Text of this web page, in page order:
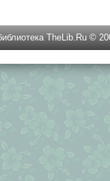
TheLib.Ru ©